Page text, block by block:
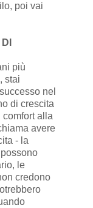
poi vai
più
stai
nel
di crescita
alla
avere
- la
le
credono